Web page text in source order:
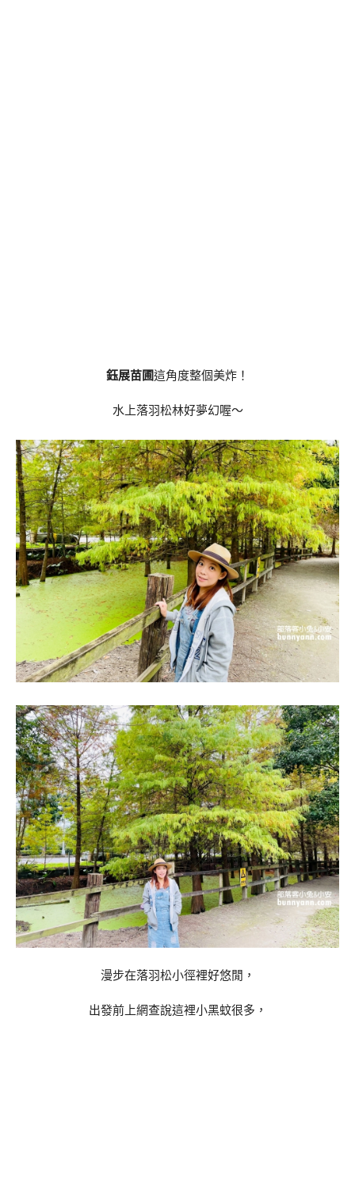
鈺展苗圃這角度整個美炸！
水上落羽松林好夢幻喔～
漫步在落羽松小徑裡好悠閒，
出發前上網查說這裡小黑蚊很多，